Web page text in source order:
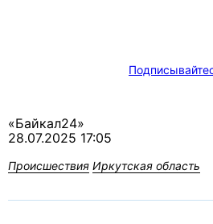
«Байкал24»
28.07.2025 17:05
Происшествия Иркутская область